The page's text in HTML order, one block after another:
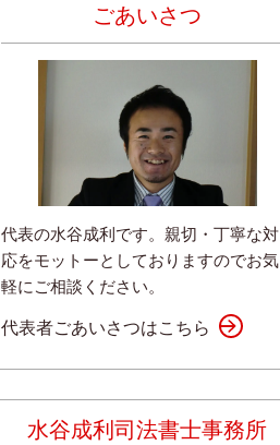
ごあいさつ
代表の水谷成利です。親切・丁寧な対
応をモットーとしておりますのでお気
軽にご相談ください。
代表者ごあいさつはこちら
水谷成利司法書士事務所